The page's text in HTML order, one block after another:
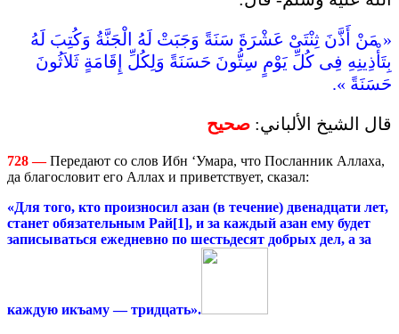
« مَنْ أَذَّنَ ثِنْتَىْ عَشْرَةَ سَنَةً وَجَبَتْ لَهُ الْجَنَّةُ وَكُتِبَ لَهُ
بِتَأْذِينِهِ فِى كُلِّ يَوْمٍ سِتُّونَ حَسَنَةً وَلِكُلِّ إِقَامَةٍ ثَلاَثُونَ
حَسَنَةً ».
قال الشيخ الألباني: صحيح
728 —Передают со слов Ибн ‘Умара, что Посланник Аллаха,
да благословит его Аллах и приветствует, сказал:
«Для того, кто произносил азан (в течение) двенадцати лет,
станет обязательным Рай[1], и за каждый азан ему будет
записываться ежедневно по шестьдесят добрых дел, а за
каждую икъаму — тридцать».